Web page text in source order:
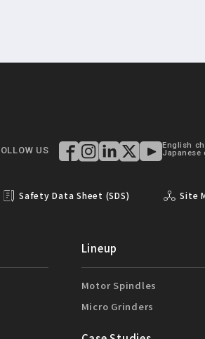
US
English
Japanese
Safety Data Sheet (SDS) Site
Lineup
Motor Spindles
Micro Grinders